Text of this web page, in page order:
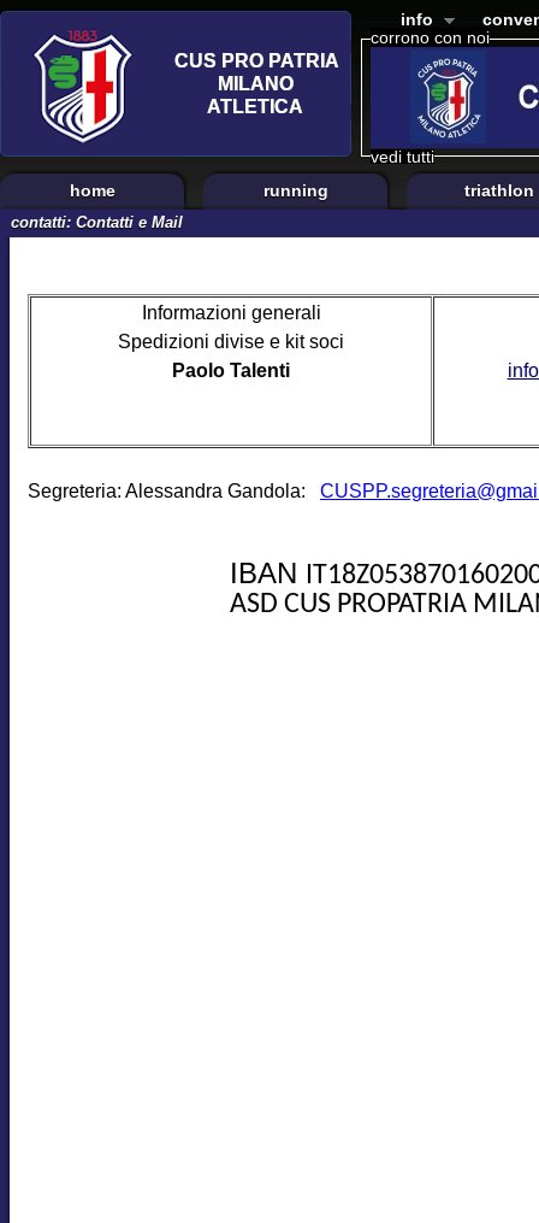
corrono con noi
vedi tutti
info
home running triathlon
contatti: Contatti e Mail
Informazioni generali
Spedizioni divise e kit soci
Paolo Talenti
Segreteria: Alessandra Gandola:
IBAN
ASD CUS PROPATRIA